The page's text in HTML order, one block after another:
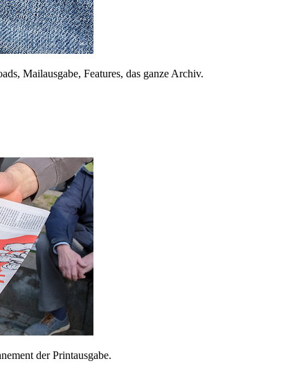
Mailausgabe, Features, das ganze Archiv.
der Printausgabe.